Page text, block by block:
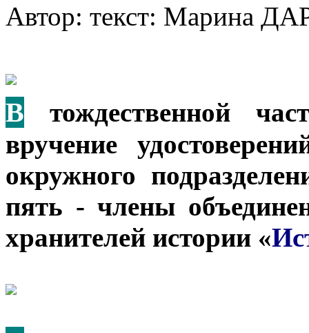
Автор: текст: Марина
В тождественной
вручение
окружного
пять - члены
хранителей истории «